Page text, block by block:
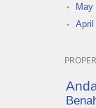
May
April